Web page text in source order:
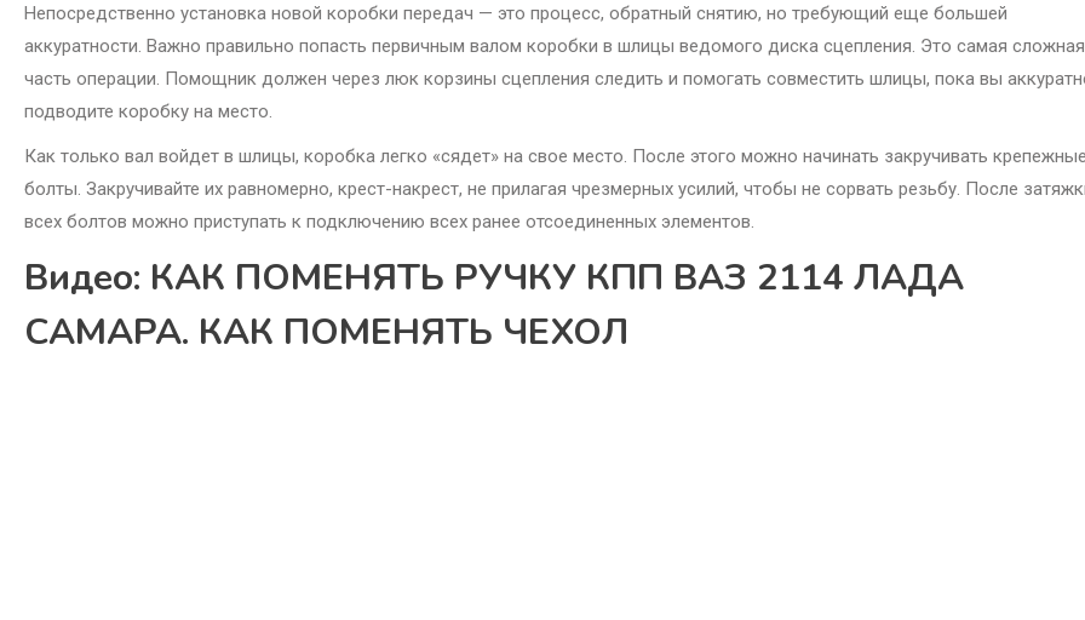
Непосредственно установка новой коробки передач — это процесс, обратный снятию, но требующий еще большей
аккуратности. Важно правильно попасть первичным валом коробки в шлицы ведомого диска сцепления. Это самая сложная
часть операции. Помощник должен через люк корзины сцепления следить и помогать совместить шлицы, пока вы
подводите коробку на место.
Как только вал войдет в шлицы, коробка легко «сядет» на свое место. После этого можно начинать закручивать крепежные
болты. Закручивайте их равномерно, крест-накрест, не прилагая чрезмерных усилий, чтобы не сорвать резьбу. После
всех болтов можно приступать к подключению всех ранее отсоединенных элементов.
Видео: КАК ПОМЕНЯТЬ РУЧКУ КПП ВАЗ 2114 ЛАДА
САМАРА. КАК ПОМЕНЯТЬ ЧЕХОЛ